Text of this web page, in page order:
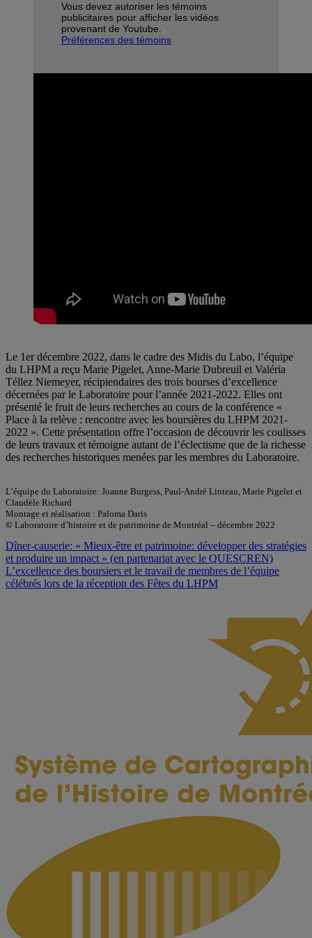
Vous devez autoriser les témoins
publicitaires pour afficher les vidéos
provenant de Youtube.
Préférences des témoins
Le 1er décembre 2022, dans le cadre des Midis du Labo, l’équipe
du LHPM a reçu Marie Pigelet, Anne-Marie Dubreuil et Valéria
Téllez Niemeyer, récipiendaires des trois bourses d’excellence
décernées par le Laboratoire pour l’année 2021-2022. Elles ont
présenté le fruit de leurs recherches au cours de la conférence «
Place à la relève : rencontre avec les boursières du LHPM 2021-
2022 ». Cette présentation offre l’occasion de découvrir les coulisses
de leurs travaux et témoigne autant de l’éclectisme que de la richesse
des recherches historiques menées par les membres du Laboratoire.
L’équipe du Laboratoire: Joanne Burgess, Paul-André Linteau, Marie Pigelet et
Claudèle Richard
Montage et réalisation : Paloma Daris
© Laboratoire d’histoire et de patrimoine de Montréal – décembre 2022
Navigation
de
l'article
Dîner-causerie: « Mieux-être et patrimoine: développer des stratégies
et produire un impact » (en partenariat avec le QUESCREN)
L’excellence des boursiers et le travail de membres de l’équipe
célébrés lors de la réception des Fêtes du LHPM